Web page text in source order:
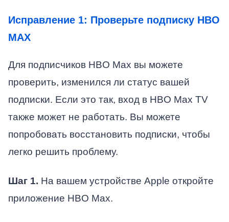
Исправление 1: Проверьте подписку HBO
MAX
Для подписчиков HBO Max вы можете
проверить, изменился ли статус вашей
подписки. Если это так, вход в HBO Max TV
также может не работать. Вы можете
попробовать восстановить подписки, чтобы
легко решить проблему.
Шаг 1. На вашем устройстве Apple откройте
приложение HBO Max.